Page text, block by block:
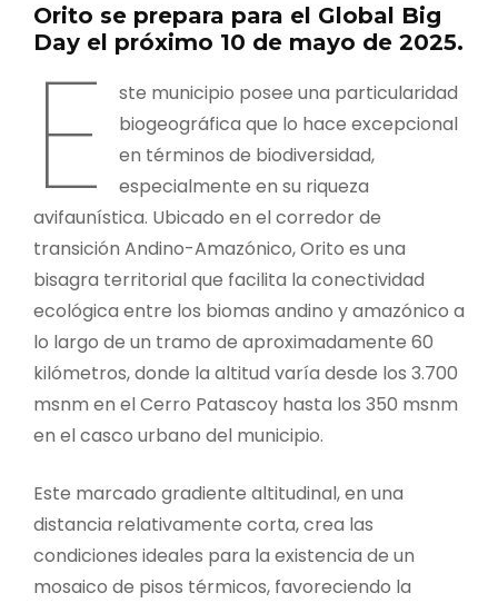
Orito se prepara para el Global Big
Day el próximo 10 de mayo de 2025.
E
ste municipio posee una particularidad
biogeográfica que lo hace excepcional
en términos de biodiversidad,
especialmente en su riqueza
avifaunística. Ubicado en el corredor de
transición Andino-Amazónico, Orito es una
bisagra territorial que facilita la conectividad
ecológica entre los biomas andino y amazónico a
lo largo de un tramo de aproximadamente 60
kilómetros, donde la altitud varía desde los 3.700
msnm en el Cerro Patascoy hasta los 350 msnm
en el casco urbano del municipio.
Este marcado gradiente altitudinal, en una
distancia relativamente corta, crea las
condiciones ideales para la existencia de un
mosaico de pisos térmicos, favoreciendo la